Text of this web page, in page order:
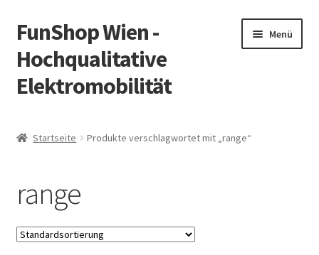
Zur
Navigation
springen
Zum
Inhalt
springen
FunShop Wien -
Hochqualitative
Elektromobilität
Menü
Vorsicht Internetbetrug
Über FunShop
Startseite Produkte verschlagwortet mit „range“
range